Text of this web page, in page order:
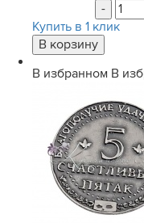
-
Купить в 1 клик
В избранном В